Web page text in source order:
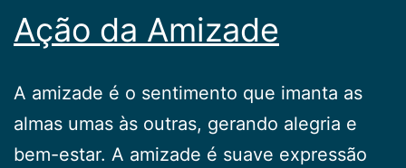
Ação da Amizade
A amizade é o sentimento que imanta as
almas umas às outras, gerando alegria e
bem-estar. A amizade é suave expressão